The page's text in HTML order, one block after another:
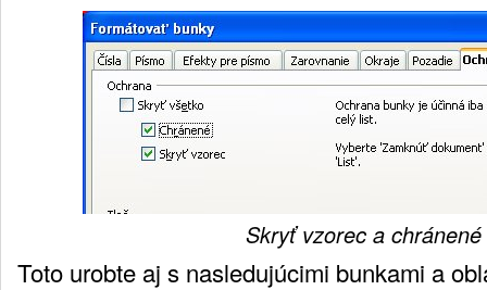
Skryť vzorec a chránené
Toto urobte aj s nasledujúcimi bunkami a